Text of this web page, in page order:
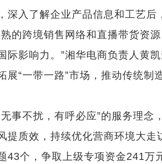
入了解企业产品信息和工艺后
的跨境销售网络和直播带货资
际影响力。”湘华电商负责人黄
展“一带一路”市场，推动传统制
不扰，有呼必应”的服务理念
提质效，持续优化营商环境大
43个，争取上级专项资金241万